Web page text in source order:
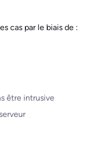
cas par le biais de :
être intrusive